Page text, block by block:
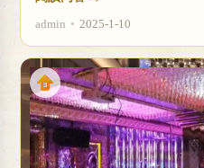
admin • 2025-1-10